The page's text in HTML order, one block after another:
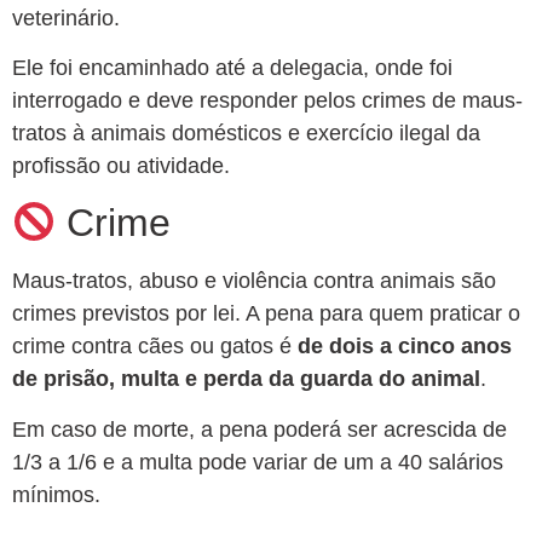
veterinário.
Ele foi encaminhado até a delegacia, onde foi
interrogado e deve responder pelos crimes de maus-
tratos à animais domésticos e exercício ilegal da
profissão ou atividade.
Crime
Maus-tratos, abuso e violência contra animais são
crimes previstos por lei. A pena para quem praticar o
crime contra cães ou gatos é de dois a cinco anos
de prisão, multa e perda da guarda do animal .
Em caso de morte, a pena poderá ser acrescida de
1/3 a 1/6 e a multa pode variar de um a 40 salários
mínimos.